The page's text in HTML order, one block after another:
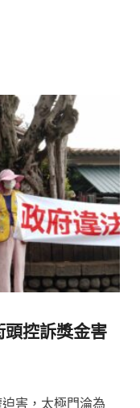
頭控訴獎金害
迫害，太極門淪為